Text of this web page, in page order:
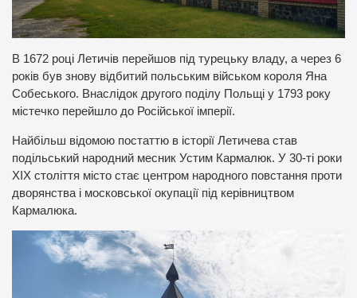
В 1672 році Летичів перейшов під турецьку владу, а через 6
років був знову відбитий польським військом короля Яна
Собеського. Внаслідок другого поділу Польщі у 1793 року
містечко перейшло до Російської імперії.
Найбільш відомою постаттю в історії Летичева став
подільський народний месник Устим Кармалюк. У 30-ті роки
ХІХ століття місто стає центром народного повстання проти
дворянства і московської окупації під керівництвом
Кармалюка.